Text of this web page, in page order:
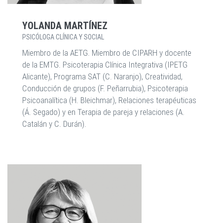
YOLANDA MARTÍNEZ
PSICÓLOGA CLÍNICA Y SOCIAL
Miembro de la AETG. Miembro de CIPARH y docente
de la EMTG. Psicoterapia Clínica Integrativa (IPETG
Alicante), Programa SAT (C. Naranjo), Creatividad,
Conducción de grupos (F. Peñarrubia), Psicoterapia
Psicoanalítica (H. Bleichmar), Relaciones terapéuticas
(Á. Segado) y en Terapia de pareja y relaciones (A.
Catalán y C. Durán).